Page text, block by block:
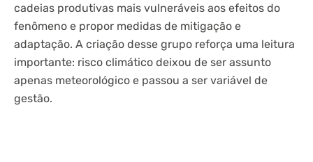
cadeias produtivas mais vulneráveis aos efeitos do
fenômeno e propor medidas de mitigação e
adaptação. A criação desse grupo reforça uma leitura
importante: risco climático deixou de ser assunto
apenas meteorológico e passou a ser variável de
gestão.